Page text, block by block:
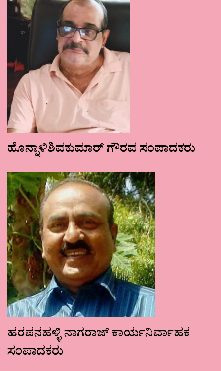
ಹೊನ್ನಾಳಿಶಿವಕುಮಾರ್ ಗೌರವ ಸಂಪಾದಕರು
ಹರಪನಹಳ್ಳಿ ನಾಗರಾಜ್ ಕಾರ್ಯನಿರ್ವಾಹಕ
ಸಂಪಾದಕರು